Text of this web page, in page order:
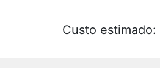
Custo estimado: